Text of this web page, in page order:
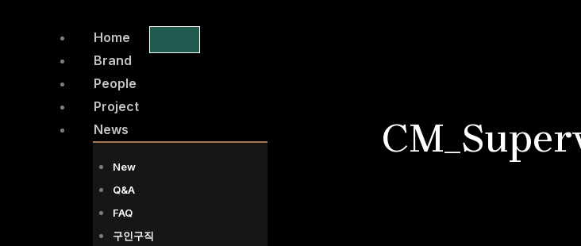
Home
Brand
People
Project
News
New
Q&A
FAQ
구인구직